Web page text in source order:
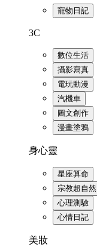
寵物日記
3C
數位生活
攝影寫真
電玩動漫
汽機車
圖文創作
漫畫塗鴉
身心靈
星座算命
宗教超自然
心理測驗
心情日記
美妝